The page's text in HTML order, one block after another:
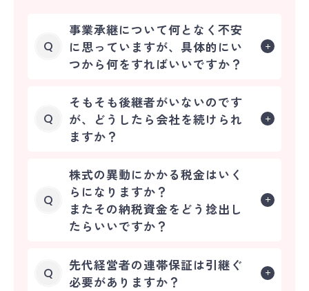
Q
事業承継について何となく不安
に思っていますが、具体的にい
つから何をすればいいですか？
Q
そもそも後継者がいないのです
が、どうしたら会社を続けられ
ますか？
Q
株式の異動にかかる税金はいく
らになりますか？
またその納税資金をどう捻出し
たらいいですか？
Q
先代経営者の連帯保証は引継ぐ
必要がありますか？